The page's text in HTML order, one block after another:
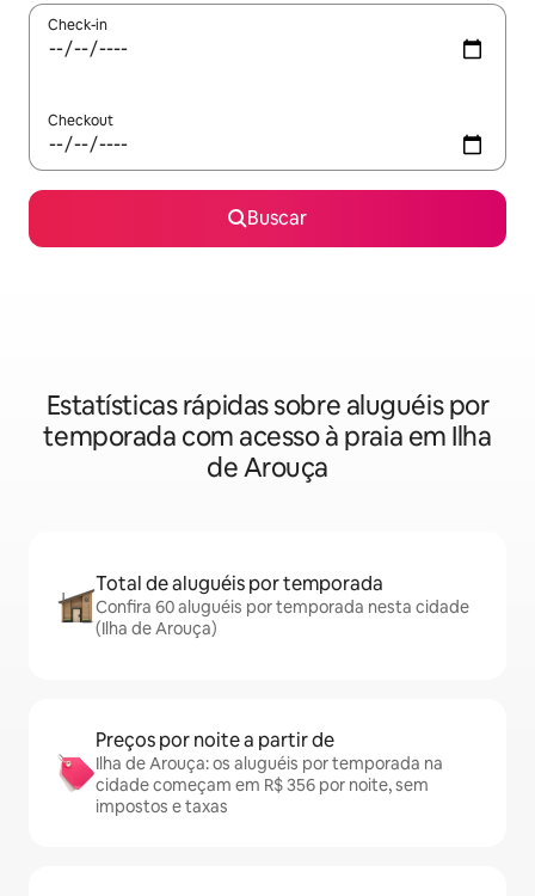
Check-in
Checkout
Buscar
Estatísticas rápidas sobre aluguéis por
temporada com acesso à praia em Ilha
de Arouça
Total de aluguéis por temporada
Confira 60 aluguéis por temporada nesta cidade
(Ilha de Arouça)
Preços por noite a partir de
Ilha de Arouça: os aluguéis por temporada na
cidade começam em R$ 356 por noite, sem
impostos e taxas